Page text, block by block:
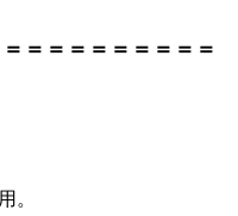
＝＝＝＝＝＝＝＝＝
。